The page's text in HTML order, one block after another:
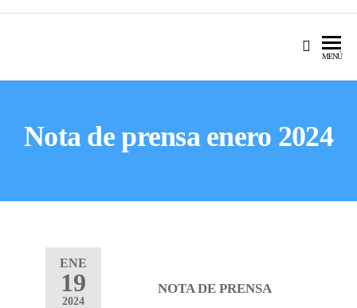
MENÚ
Nota de prensa enero 2024
ENE
19
2024
NOTA DE PRENSA